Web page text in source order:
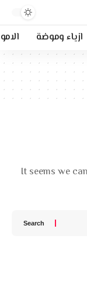
ازياء وموضة
It seems we